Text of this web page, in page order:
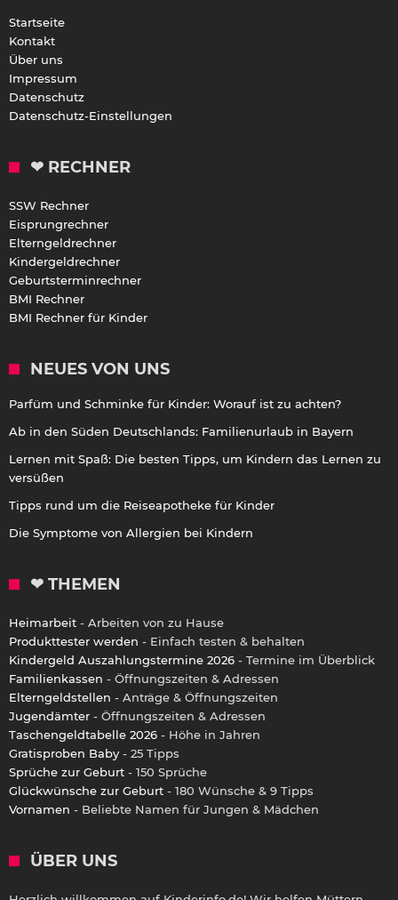
Startseite
Kontakt
Über uns
Impressum
Datenschutz
Datenschutz-Einstellungen
❤ RECHNER
SSW Rechner
Eisprungrechner
Elterngeldrechner
Kindergeldrechner
Geburtsterminrechner
BMI Rechner
BMI Rechner für Kinder
NEUES VON UNS
Parfüm und Schminke für Kinder: Worauf ist zu achten?
Ab in den Süden Deutschlands: Familienurlaub in Bayern
Lernen mit Spaß: Die besten Tipps, um Kindern das Lernen zu
versüßen
Tipps rund um die Reiseapotheke für Kinder
Die Symptome von Allergien bei Kindern
❤ THEMEN
Heimarbeit - Arbeiten von zu Hause
Produkttester werden - Einfach testen & behalten
Kindergeld Auszahlungstermine 2026 - Termine im Überblick
Familienkassen - Öffnungszeiten & Adressen
Elterngeldstellen - Anträge & Öffnungszeiten
Jugendämter - Öffnungszeiten & Adressen
Taschengeldtabelle 2026 - Höhe in Jahren
Gratisproben Baby - 25 Tipps
Sprüche zur Geburt - 150 Sprüche
Glückwünsche zur Geburt - 180 Wünsche & 9 Tipps
Vornamen - Beliebte Namen für Jungen & Mädchen
ÜBER UNS